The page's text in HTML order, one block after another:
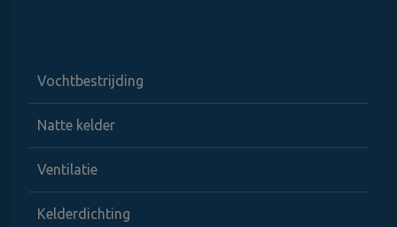
Vochtbestrijding
Natte kelder
Ventilatie
Kelderdichting